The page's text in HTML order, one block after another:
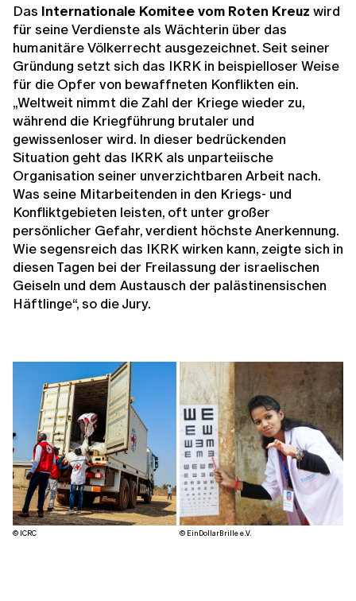
Das Internationale Komitee vom Roten Kreuz wird
für seine Verdienste als Wächterin über das
humanitäre Völkerrecht ausgezeichnet. Seit seiner
Gründung setzt sich das IKRK in beispielloser Weise
für die Opfer von bewaffneten Konflikten ein.
„Weltweit nimmt die Zahl der Kriege wieder zu,
während die Kriegführung brutaler und
gewissenloser wird. In dieser bedrückenden
Situation geht das IKRK als unparteiische
Organisation seiner unverzichtbaren Arbeit nach.
Was seine Mitarbeitenden in den Kriegs- und
Konfliktgebieten leisten, oft unter großer
persönlicher Gefahr, verdient höchste Anerkennung.
Wie segensreich das IKRK wirken kann, zeigte sich in
diesen Tagen bei der Freilassung der israelischen
Geiseln und dem Austausch der palästinensischen
Häftlinge“, so die Jury.
© ICRC © EinDollarBrille e.V.